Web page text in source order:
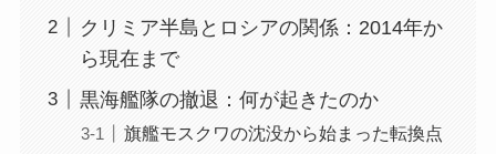
クリミア半島とロシアの関係：2014年か
ら現在まで
黒海艦隊の撤退：何が起きたのか
旗艦モスクワの沈没から始まった転換点